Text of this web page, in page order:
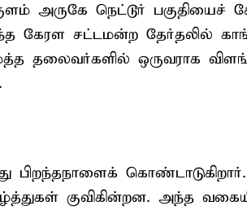
அருகே நெட்டூர் பகுதியைச்
கேரள சட்டமன்ற தேர்தலில்
தலைவர்களில் ஒருவராக
பிறந்தநாளைக்
குவிகின்றன. அந்த